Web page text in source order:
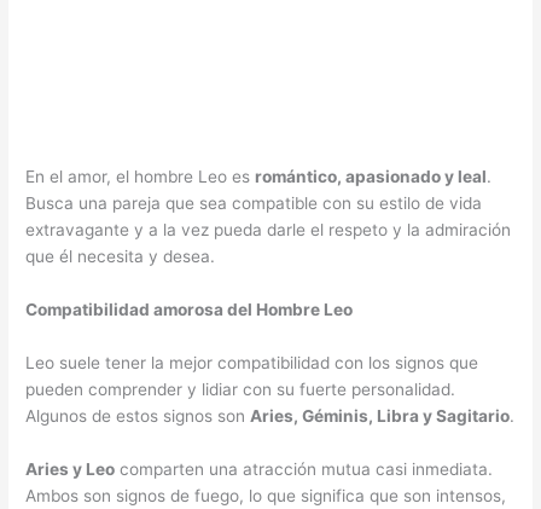
En el amor, el hombre Leo es romántico, apasionado y leal.
Busca una pareja que sea compatible con su estilo de vida
extravagante y a la vez pueda darle el respeto y la admiración
que él necesita y desea.
Compatibilidad amorosa del Hombre Leo
Leo suele tener la mejor compatibilidad con los signos que
pueden comprender y lidiar con su fuerte personalidad.
Algunos de estos signos son Aries, Géminis, Libra y Sagitario.
Aries y Leo comparten una atracción mutua casi inmediata.
Ambos son signos de fuego, lo que significa que son intensos,